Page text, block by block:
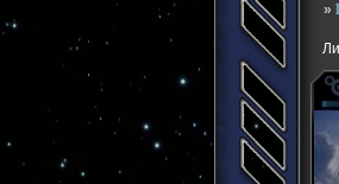
»